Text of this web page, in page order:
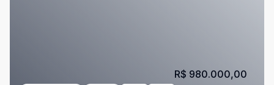
R$ 980.000,00